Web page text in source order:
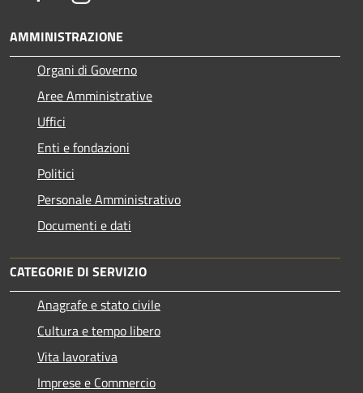
AMMINISTRAZIONE
Organi di Governo
Aree Amministrative
Uffici
Enti e fondazioni
Politici
Personale Amministrativo
Documenti e dati
CATEGORIE DI SERVIZIO
Anagrafe e stato civile
Cultura e tempo libero
Vita lavorativa
Imprese e Commercio